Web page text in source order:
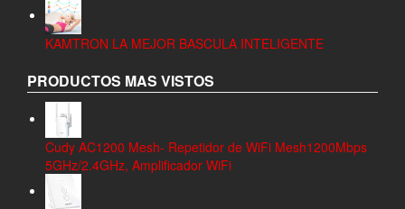
KAMTRON LA MEJOR BASCULA INTELIGENTE
PRODUCTOS MAS VISTOS
Cudy AC1200 Mesh- Repetidor de WiFi Mesh1200Mbps
5GHz/2.4GHz, Amplificador WiFi